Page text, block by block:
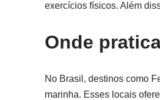
exercícios físicos. Além
Onde
No Brasil, destinos como
marinha. Esses locais